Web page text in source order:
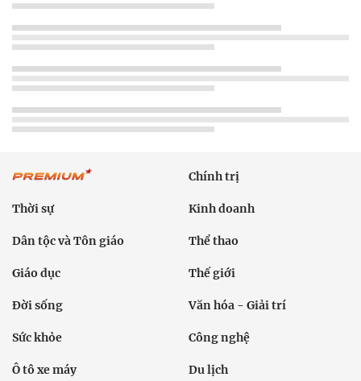
Chính trị
Thời sự Kinh doanh
Dân tộc và Tôn giáo Thể thao
Giáo dục Thế giới
Đời sống Văn hóa - Giải trí
Sức khỏe Công nghệ
Ô tô xe máy Du lịch